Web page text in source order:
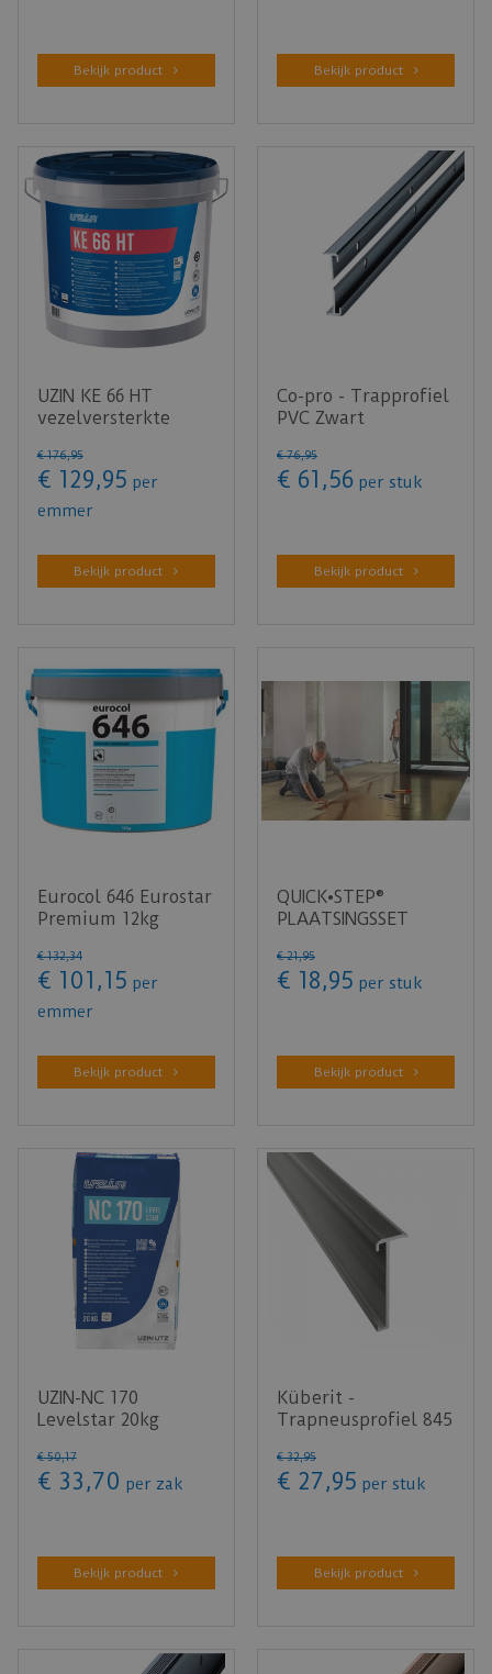
Bekijk product Bekijk product
UZIN KE 66 HT
vezelversterkte
PVC vloere…
€ 176,95
€ 129,95 per
emmer
Bekijk product
Co-pro - Trapprofiel
PVC Zwart
en bovenp…
€ 76,95
€ 61 ,56 per stuk
Bekijk product
Eurocol 646 Eurostar
Premium 12kg
€ 132,34
€ 101 ,15 per
emmer
Bekijk product
QUICK•STEP®
PLAATSINGSSET
€ 21,95
€ 18,95 per stuk
Bekijk product
UZIN-NC 170
Levelstar 20kg
€ 50,17
€ 33 ,70 per zak
Bekijk product
Küberit -
Trapneusprofiel 845
14x43mm t.b.v. 2-…
€ 32,95
€ 27,95 per stuk
Bekijk product